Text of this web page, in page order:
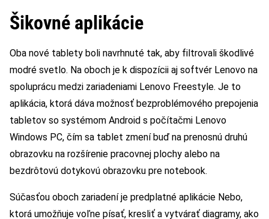
Šikovné aplikácie
Oba nové tablety boli navrhnuté tak, aby filtrovali škodlivé
modré svetlo. Na oboch je k dispozícii aj softvér Lenovo na
spoluprácu medzi zariadeniami Lenovo Freestyle. Je to
aplikácia, ktorá dáva možnosť bezproblémového prepojenia
tabletov so systémom Android s počítačmi Lenovo
Windows PC, čím sa tablet zmení buď na prenosnú druhú
obrazovku na rozšírenie pracovnej plochy alebo na
bezdrôtovú dotykovú obrazovku pre notebook.
Súčasťou oboch zariadení je predplatné aplikácie Nebo,
ktorá umožňuje voľne písať, kresliť a vytvárať diagramy, ako